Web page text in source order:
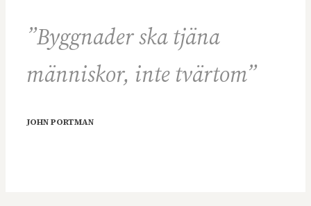
”Byggnader ska tjäna
människor, inte tvärtom”
JOHN PORTMAN